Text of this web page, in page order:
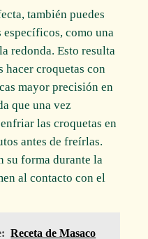
también puedes
como una
redonda. Esto resulta
hacer croquetas con
mayor precisión en
que una vez
las croquetas en
antes de freírlas.
su forma durante la
al contacto con el
Receta de Masaco